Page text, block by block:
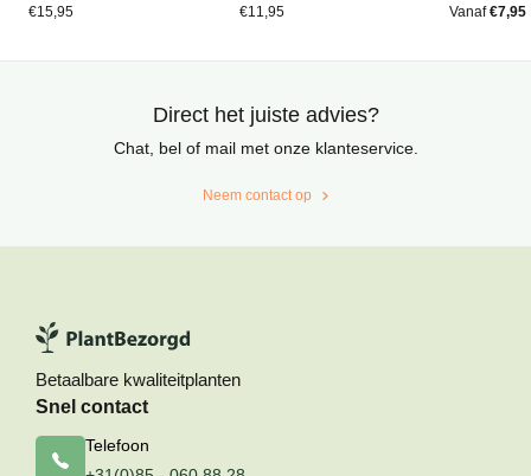
gebaseerd
op
€15,95
gebaseerd
op
€11,95
gebaseerd
op
Vanaf €7,95
Direct het juiste advies?
Chat, bel of mail met onze klanteservice.
Neem contact op
Betaalbare kwaliteitplanten
Snel contact
Telefoon